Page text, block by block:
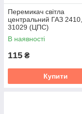
Перемикач світла
центральний ГАЗ 2410,
31029 (ЦПС)
В наявності
115 ₴
Купити